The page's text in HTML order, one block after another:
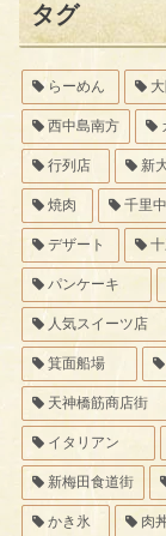
タグ
らーめん 大
西中島南方
行列店 新
焼肉 千里
デザート 十
パンケーキ
人気スイーツ店
箕面船場
天神橋筋商店街
イタリアン
新梅田食道街
かき氷 肉